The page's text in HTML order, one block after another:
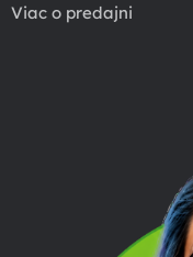
Viac o predajni